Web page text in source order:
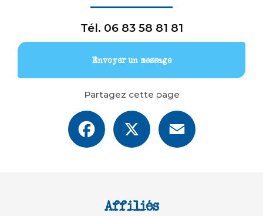
Tél. 06 83 58 81 81
Envoyer un message
Partagez cette page
Facebook
Affiliés